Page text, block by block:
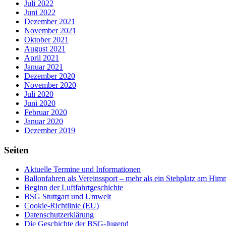
Juli 2022
Juni 2022
Dezember 2021
November 2021
Oktober 2021
August 2021
April 2021
Januar 2021
Dezember 2020
November 2020
Juli 2020
Juni 2020
Februar 2020
Januar 2020
Dezember 2019
Seiten
Aktuelle Termine und Informationen
Ballonfahren als Vereinssport – mehr als ein Stehplatz am
Beginn der Luftfahrtgeschichte
BSG Stuttgart und Umwelt
Cookie-Richtlinie (EU)
Datenschutzerklärung
Die Geschichte der BSG-Jugend